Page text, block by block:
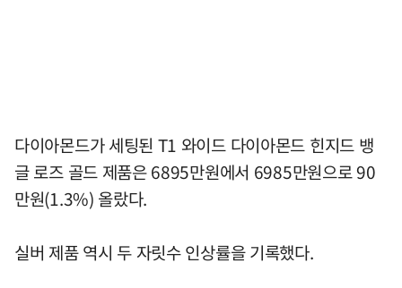
다이아몬드가 세팅된 T1 와이드 다이아몬드 힌지드 뱅
글 로즈 골드 제품은 6895만원에서 6985만원으로 90
만원(1.3%) 올랐다.
실버 제품 역시 두 자릿수 인상률을 기록했다.